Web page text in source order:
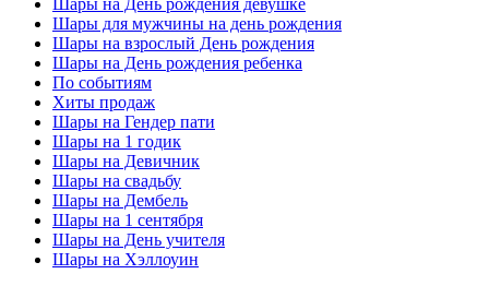
Шары на День рождения девушке
Шары для мужчины на день рождения
Шары на взрослый День рождения
Шары на День рождения ребенка
По событиям
Хиты продаж
Шары на Гендер пати
Шары на 1 годик
Шары на Девичник
Шары на свадьбу
Шары на Дембель
Шары на 1 сентября
Шары на День учителя
Шары на Хэллоуин